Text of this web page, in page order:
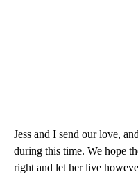
Jess and I send our love,
during this time. We hope
right and let her live